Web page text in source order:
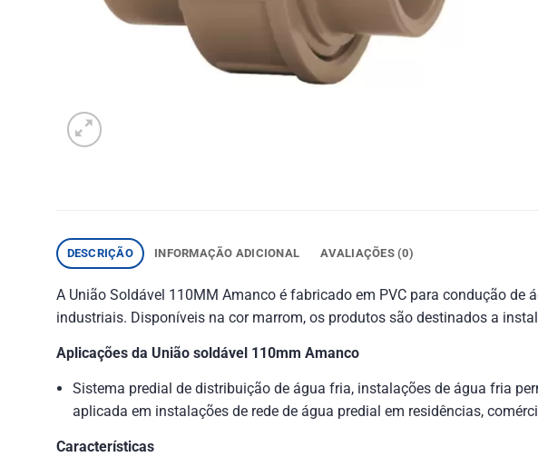
DESCRIÇÃO INFORMAÇÃO ADICIONAL AVALIAÇÕES (0)
A União Soldável 110MM Amanco é fabricado em PVC para condução
industriais. Disponíveis na cor marrom, os produtos são destinados a
Aplicações da União soldável 110mm Amanco
Sistema predial de distribuição de água fria, instalações de água fria
aplicada em instalações de rede de água predial em residências,
Características